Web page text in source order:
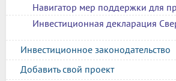
Навигатор мер поддержки для
Инвестиционная декларация
Инвестиционное законодательство
Добавить свой проект